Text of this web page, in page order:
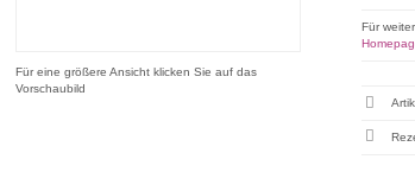
Für eine größere Ansicht klicken Sie auf das
Vorschaubild
Für